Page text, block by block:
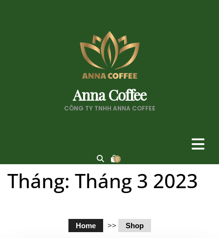
Anna Coffee
CÔNG TY TNHH ANNA COFFEE
0
Tháng: Tháng 3 2023
Home >> Shop